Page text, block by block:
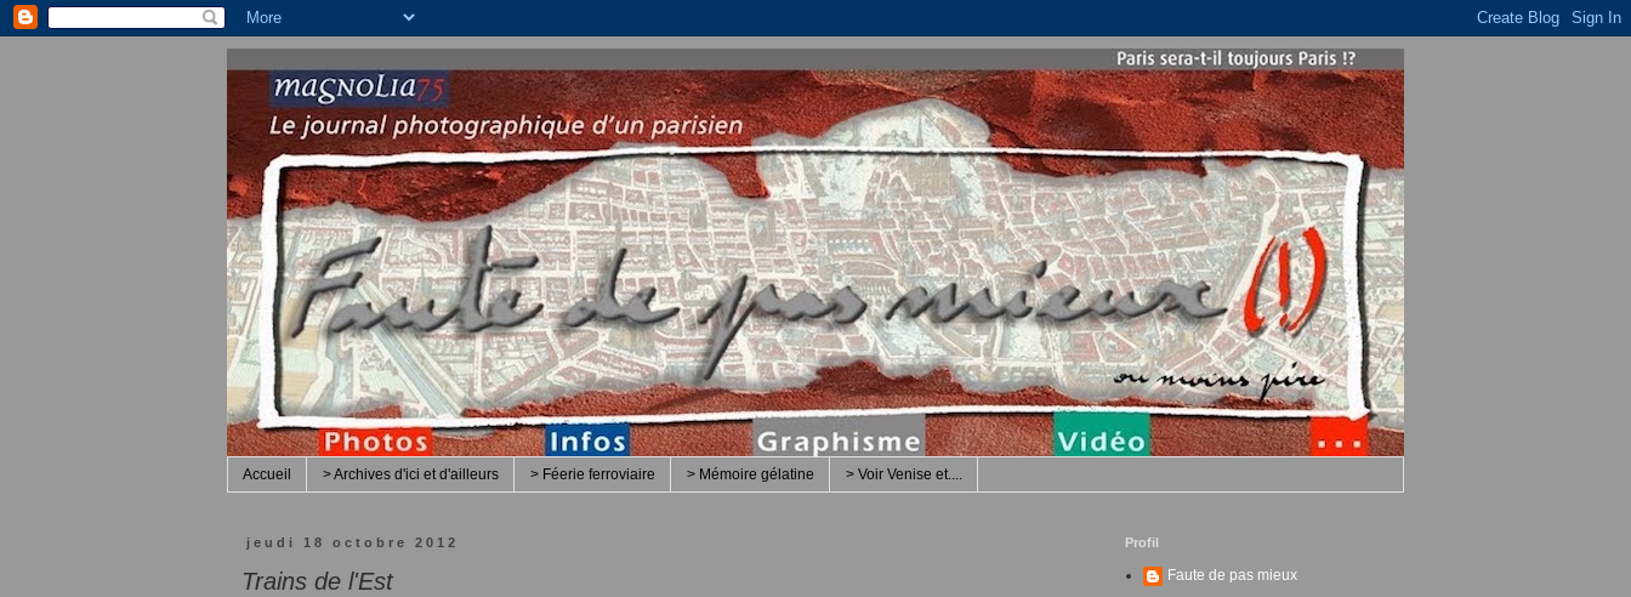
Accueil > Archives d'ici et d'ailleurs > Féerie ferroviaire > Mémoire gélatine > Voir Venise et....
jeudi 18 octobre 2012
Trains de l'Est
Profil
Faute de pas mieux